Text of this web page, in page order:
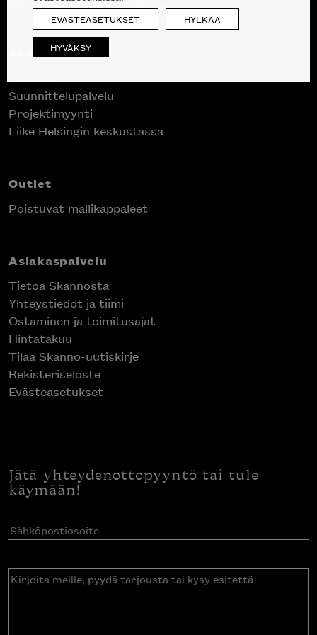
09 612 9440|sales@skanno.fi
Skanno
Suunnittelupalvelu
Projektimyynti
Liike Helsingin keskustassa
Outlet
Poistuvat mallikappaleet
Asiakaspalvelu
Tietoa Skannosta
Yhteystiedot ja tiimi
Ostaminen ja toimitusajat
Hintatakuu
Tilaa Skanno-uutiskirje
Rekisteriseloste
Evästeasetukset
Jätä yhteydenottopyyntö tai tule
käymään!
Sähköpostiosoite(Pakollinen)
Kirjoita
EVÄSTEASETUKSET HYLKÄÄ
HYVÄKSY